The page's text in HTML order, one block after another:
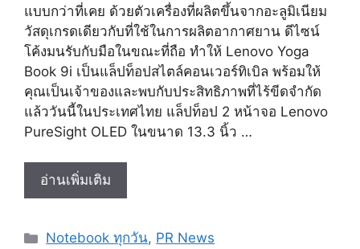
แบบกว่าที่เคย ด้วยตัวเครื่องที่ผลิตขึ้นจากอะลูมิเนียม
วัสดุเกรดเดียวกับที่ใช้ในการผลิตอากาศยาน ดีไซน์
โค้งมนรับกับมือในขณะที่ถือ ทำให้ Lenovo Yoga
Book 9i เป็นแล็ปท็อปสไตล์คอนเวอร์ทิเบิล พร้อมให้
คุณเป็นเจ้าของและพบกับประสิทธิภาพที่ไร้ขีดจำกัด
แล้ววันนี้ในประเทศไทย แล็ปท็อป 2 หน้าจอ Lenovo
PureSight OLED ในขนาด 13.3 นิ้ว …
อ่านเพิ่มเติม
Yoga
9i
Categories
Notebook ทุกวัน, PR News